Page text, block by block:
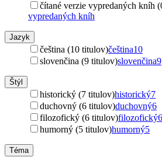
čítané verzie vypredaných kníh
vypredaných kníh
Jazyk
čeština (10 titulov)čeština10
slovenčina (9 titulov)slovenčina9
Štýl
historický (7 titulov)historický7
duchovný (6 titulov)duchovný6
filozofický (6 titulov)filozofický6
humorný (5 titulov)humorný5
Téma